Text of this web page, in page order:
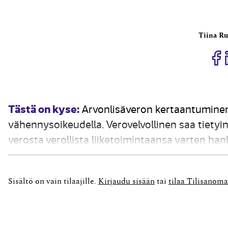
Tiina
Tästä on kyse:Arvonlisäveron
vähennysoikeudella. Verovelvollinen saa
verosta verollista liiketoimintaansa varten
Arvonlisäverokoulun viidennessä osassa
Sisältö on vain tilaajille. Kirjaudu sisään tai tilaa